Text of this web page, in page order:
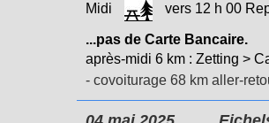
Midi
vers 12 h 00
...pas de Carte Bancaire.
après-midi 6 km : Zetting >
- covoiturage 68 km aller-